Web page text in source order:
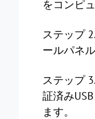
をコンピ
ステップ
ールパネ
ステップ
証済み
ます。